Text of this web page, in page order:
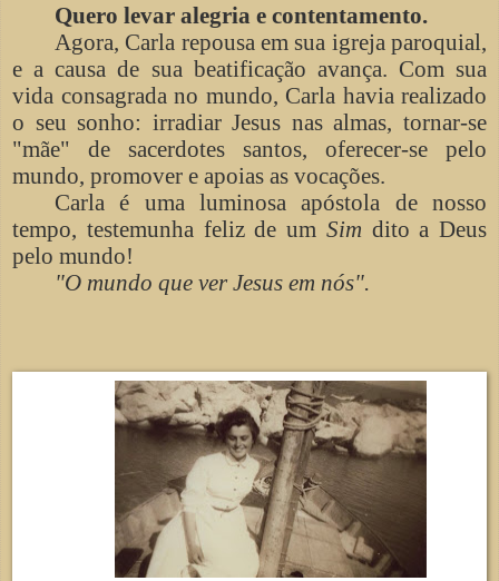
Quero levar alegria e contentamento.
Agora, Carla repousa em sua igreja paroquial,
e a causa de sua beatificação avança. Com sua
vida consagrada no mundo, Carla havia realizado
o seu sonho: irradiar Jesus nas almas, tornar-se
"mãe" de sacerdotes santos, oferecer-se pelo
mundo, promover e apoias as vocações.
Carla é uma luminosa apóstola de nosso
tempo, testemunha feliz de um Sim dito a Deus
pelo mundo!
"O mundo que ver Jesus em nós".